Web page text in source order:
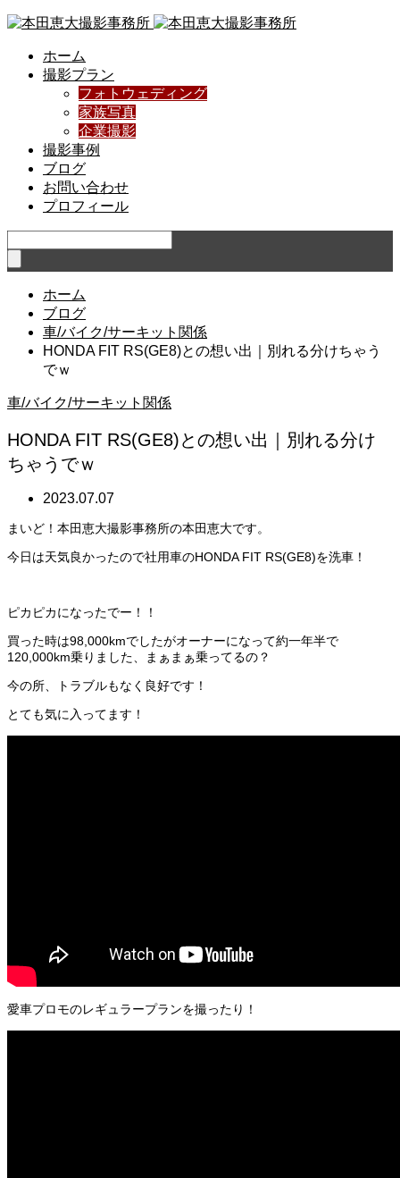
ホーム
撮影プラン
フォトウェディング
家族写真
企業撮影
撮影事例
ブログ
お問い合わせ
プロフィール
ホーム
ブログ
車/バイク/サーキット関係
HONDA FIT RS(GE8)との想い出｜別れる分けちゃう
でｗ
車/バイク/サーキット関係
HONDA FIT RS(GE8)との想い出｜別れる分け
ちゃうでｗ
2023.07.07
まいど！本田恵大撮影事務所の本田恵大です。
今日は天気良かったので社用車のHONDA FIT RS(GE8)を洗車！
ピカピカになったでー！！
買った時は98,000kmでしたがオーナーになって約一年半で
120,000km乗りました、まぁまぁ乗ってるの？
今の所、トラブルもなく良好です！
とても気に入ってます！
愛車プロモのレギュラープランを撮ったり！